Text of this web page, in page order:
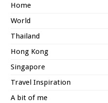
Home
World
Thailand
Hong Kong
Singapore
Travel Inspiration
A bit of me